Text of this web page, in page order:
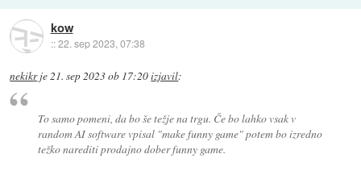
kow
::22. sep 2023, 07:38
nekikrje21. sep 2023 ob 17:20izjavil:
To samo pomeni, da bo še težje na trgu. Če bo lahko vsak v
random AI software vpisal "make funny game" potem bo izredno
težko narediti prodajno dober funny game.